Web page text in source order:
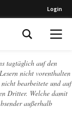
Login
tagtäglich auf den
nicht vorenthalten
bearbeitete und auf
Dritter. Welche damit
außerhalb